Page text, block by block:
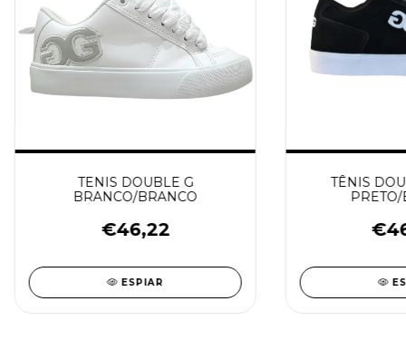
TENIS DOUBLE G
BRANCO/BRANCO
€46,22
ESPIAR
TÊNIS